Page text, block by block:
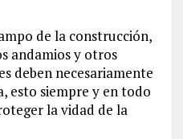
de la construcción,
andamios y otros
deben necesariamente
esto siempre y en todo
la vidad de la